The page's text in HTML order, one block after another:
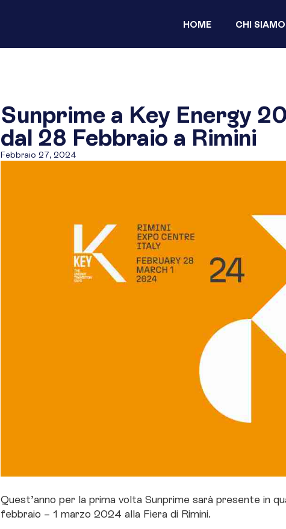
HOME CHI SIAMO
Sunprime a Key Energy
dal 28 Febbraio a Rimini
Febbraio 27, 2024
Quest’anno per la prima volta Sunprime sarà presente in
febbraio – 1 marzo 2024 alla Fiera di Rimini.